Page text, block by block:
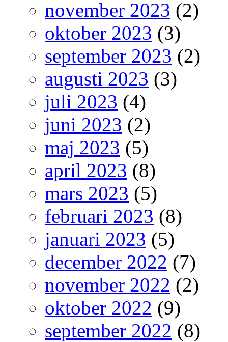
november 2023 (2)
oktober 2023 (3)
september 2023 (2)
augusti 2023 (3)
juli 2023 (4)
juni 2023 (2)
maj 2023 (5)
april 2023 (8)
mars 2023 (5)
februari 2023 (8)
januari 2023 (5)
december 2022 (7)
november 2022 (2)
oktober 2022 (9)
september 2022 (8)